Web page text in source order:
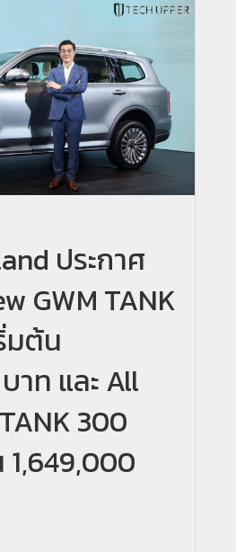
ประกาศ
GWM TANK
มต้น
าท และ All
300
1,649,000